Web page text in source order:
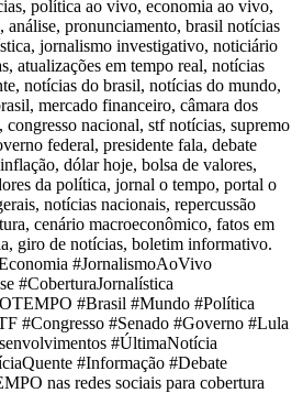
política ao vivo, economia ao vivo,
análise, pronunciamento, brasil notícias
jornalismo investigativo, noticiário
atualizações em tempo real, notícias
notícias do brasil, notícias do mundo,
mercado financeiro, câmara dos
congresso nacional, stf notícias, supremo
federal, presidente fala, debate
dólar hoje, bolsa de valores,
da política, jornal o tempo, portal o
notícias nacionais, repercussão
cenário macroeconômico, fatos em
giro de notícias, boletim informativo.
#JornalismoAoVivo
#CoberturaJornalística
#Brasil #Mundo #Política
#Congresso #Senado #Governo #Lula
#ÚltimaNotícia
#Informação #Debate
nas redes sociais para cobertura